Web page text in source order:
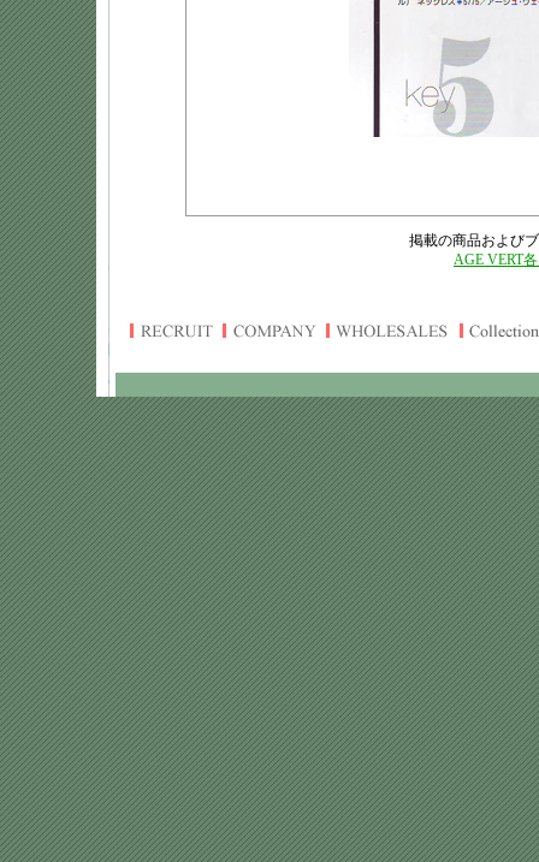
掲載の商品および
AGE VERT